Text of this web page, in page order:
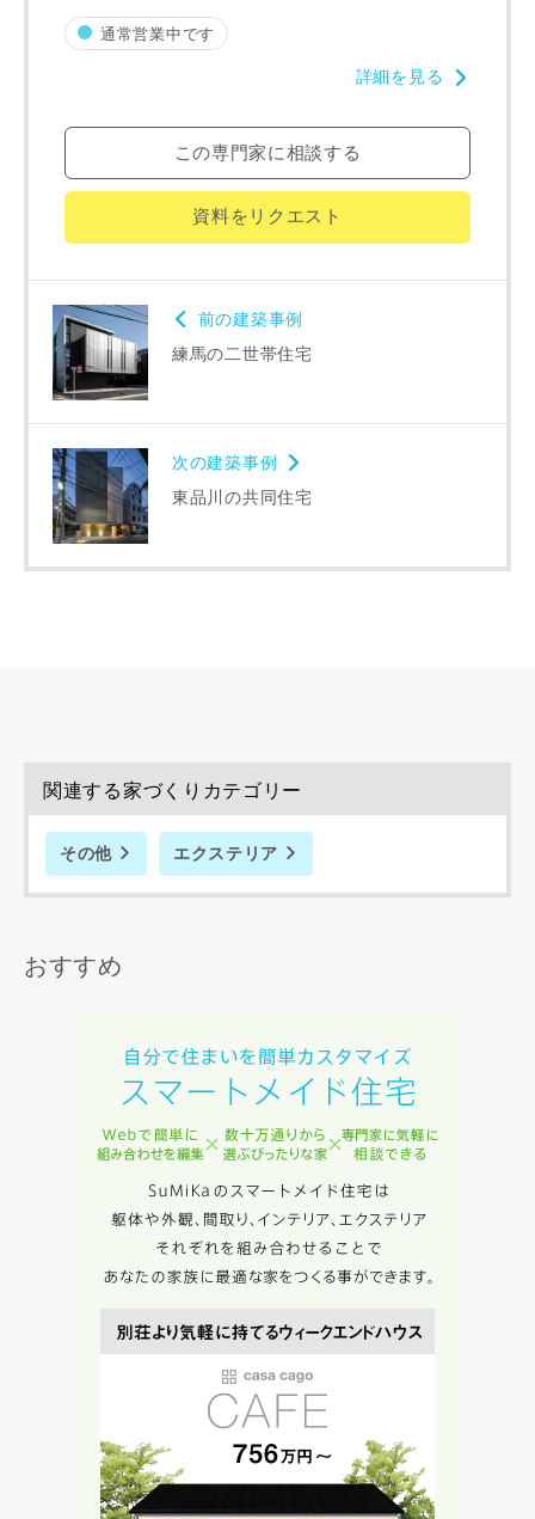
通常営業中です
詳細を見る
この専門家に相談する
資料をリクエスト
前の建築事例
練馬の二世帯住宅
次の建築事例
東品川の共同住宅
関連する家づくりカテゴリー
その他 エクステリア
おすすめ
町名
番地、建物名
建築予定地
同居する家族構成
資料請求にあたっての注意事項
当社は，当社のプライバシーポリシー
に則って，いただい
た情報を利用します。
当社はお客様からいただいた個人情報を，お客様が指定され
当社は、本サービス又は利用契約に関し，お客様に発生した
律上の請求原因の如何を問わず賠償の責任を負わないものと
当社は、お客様が本サービスを利用することにより第三者と
の間で生じた紛争等について一切責任を負わないものとしま
専門家の都合により、資料の送付が遅くなったり、送付でき
ない場合があります。あらかじめご了承ください。